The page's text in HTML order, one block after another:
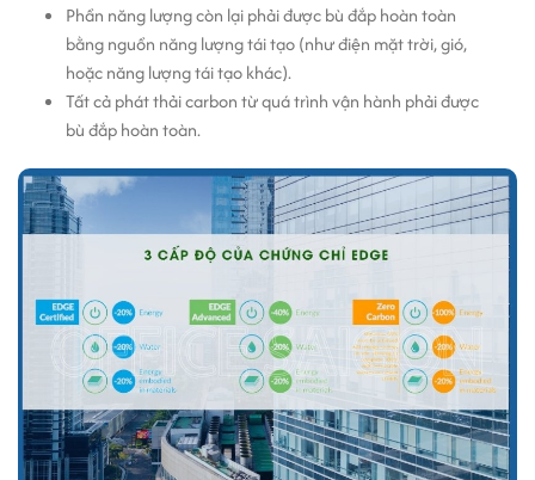
Phần năng lượng còn lại phải được bù đắp hoàn toàn
bằng nguồn năng lượng tái tạo (như điện mặt trời, gió,
hoặc năng lượng tái tạo khác).
Tất cả phát thải carbon từ quá trình vận hành phải được
bù đắp hoàn toàn.